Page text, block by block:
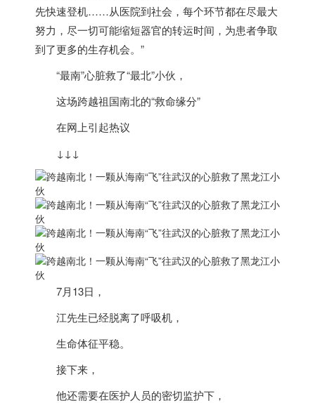
先快速登机……从医院到社会，每个环节都在尽最大
努力，尽一切可能缩短器官的转运时间，为患者争取
到了更多的生存机会。 ”
“最南”心脏救了“最北”小伙，
这场跨越祖国南北的“救命缘分”
在网上引起热议
↓ ↓↓
7月13日，
江先生已经脱离了呼吸机，
生命体征平稳。
接下来，
他还需要在医护人员的密切监护下，